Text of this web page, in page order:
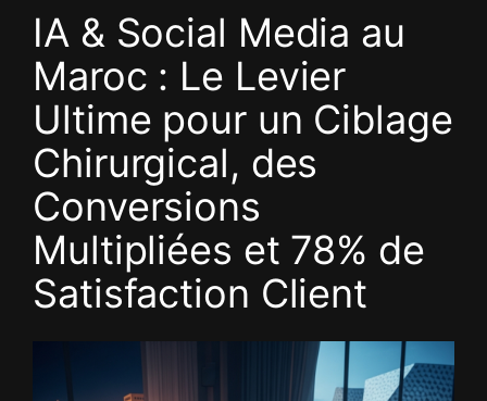
Aller
contenu
IA & Social Media au
Maroc : Le Levier
Ultime pour un Ciblage
Chirurgical, des
Conversions
Multipliées et 78% de
Satisfaction Client